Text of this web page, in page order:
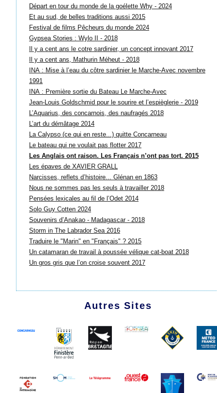
Départ en tour du monde de la goélette Why - 2024
Et au sud, de belles traditions aussi 2015
Festival de films Pêcheurs du monde 2024
Gypsea Stories : Wylo II - 2018
Il y a cent ans le cotre sardinier, un concept innovant 2017
Il y a cent ans, Mathurin Méheut - 2018
INA : Mise à l’eau du côtre sardinier le Marche-Avec novembre
1991
INA : Première sortie du Bateau Le Marche-Avec
Jean-Louis Goldschmid pour le sourire et l’espièglerie - 2019
L’Aquarius, des concarnois, des naufragés 2018
L’art du démâtage 2014
La Calypso (ce qui en reste...) quitte Concarneau
Le bateau qui ne voulait pas flotter 2017
Les Anglais ont raison. Les Français n’ont pas tort. 2015
Les épaves de XAVIER GRALL
Narcisses, reflets d’histoire... Glénan en 1863
Nous ne sommes pas les seuls à travailler 2018
Pensées lexicales au fil de l’Odet 2014
Solo Guy Cotten 2024
Souvenirs d’Anakao - Madagascar - 2018
Storm in The Labrador Sea 2016
Traduire le "Marin" en "Français" ? 2015
Un catamaran de travail à poussée vélique cat-boat 2018
Un gros gris que l’on croise souvent 2017
Autres Sites